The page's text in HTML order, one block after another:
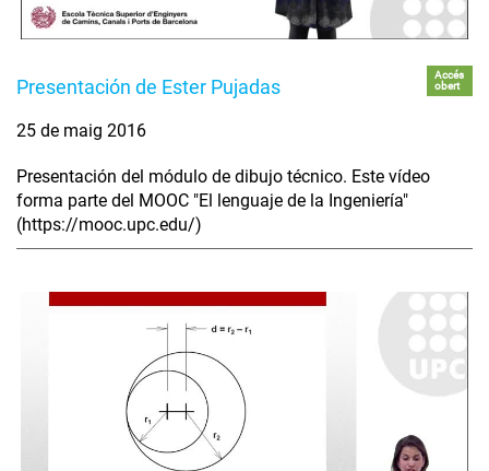
Presentación de Ester Pujadas
Accés
obert
25 de maig 2016
Presentación del módulo de dibujo técnico. Este vídeo
forma parte del MOOC "El lenguaje de la Ingeniería"
(https://mooc.upc.edu/)